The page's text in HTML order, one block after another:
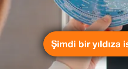
Şimdi bir yıldıza